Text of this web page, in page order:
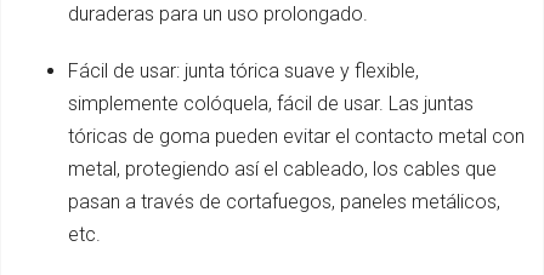
duraderas para un uso prolongado.
Fácil de usar: junta tórica suave y flexible,
simplemente colóquela, fácil de usar. Las juntas
tóricas de goma pueden evitar el contacto metal con
metal, protegiendo así el cableado, los cables que
pasan a través de cortafuegos, paneles metálicos,
etc.